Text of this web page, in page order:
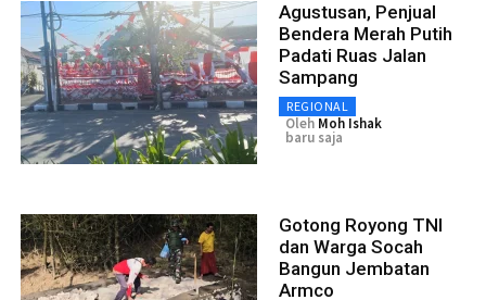
Agustusan, Penjual
Bendera Merah Putih
Padati Ruas Jalan
Sampang
REGIONAL
Oleh Moh Ishak
baru saja
Gotong Royong TNI
dan Warga Socah
Bangun Jembatan
Armco